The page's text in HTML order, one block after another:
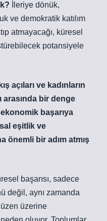
İleriye dönük,
ve demokratik katılım
atmayacağı, küresel
potansiyele
açıları ve kadınların
arasında bir denge
başarıya
eşitlik ve
önemli bir adım atmış
başarısı, sadece
değil, aynı zamanda
üzerine